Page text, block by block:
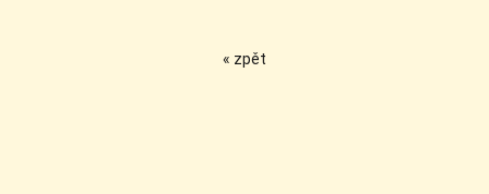
« zpět